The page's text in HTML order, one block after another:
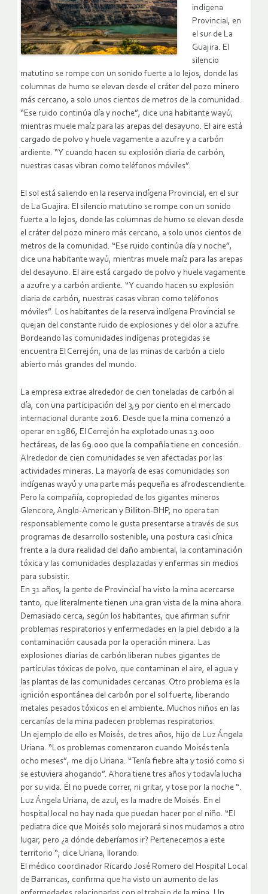
indígena
Provincial, en
el sur de La
Guajira. El
silencio
matutino se rompe con un sonido fuerte a lo lejos, donde las
columnas de humo se elevan desde el cráter del pozo minero
más cercano, a solo unos cientos de metros de la comunidad.
“Ese ruido continúa día y noche”, dice una habitante wayú,
mientras muele maíz para las arepas del desayuno. El aire está
cargado de polvo y huele vagamente a azufre y a carbón
ardiente. “Y cuando hacen su explosión diaria de carbón,
nuestras casas vibran como teléfonos móviles”.
El sol está saliendo en la reserva indígena Provincial, en el sur
de La Guajira. El silencio matutino se rompe con un sonido
fuerte a lo lejos, donde las columnas de humo se elevan desde
el cráter del pozo minero más cercano, a solo unos cientos de
metros de la comunidad. “Ese ruido continúa día y noche”,
dice una habitante wayú, mientras muele maíz para las arepas
del desayuno. El aire está cargado de polvo y huele vagamente
a azufre y a carbón ardiente. “Y cuando hacen su explosión
diaria de carbón, nuestras casas vibran como teléfonos
móviles”. Los habitantes de la reserva indígena Provincial se
quejan del constante ruido de explosiones y del olor a azufre.
Bordeando las comunidades indígenas protegidas se
encuentra El Cerrejón, una de las minas de carbón a cielo
abierto más grandes del mundo.
La empresa extrae alrededor de cien toneladas de carbón al
día, con una participación del 3,9 por ciento en el mercado
internacional durante 2016. Desde que la mina comenzó a
operar en 1986, El Cerrejón ha explotado unas 13.000
hectáreas, de las 69.000 que la compañía tiene en concesión.
Alrededor de cien comunidades se ven afectadas por las
actividades mineras. La mayoría de esas comunidades son
indígenas wayú y una parte más pequeña es afrodescendiente.
Pero la compañía, copropiedad de los gigantes mineros
Glencore, Anglo-American y Billiton-BHP, no opera tan
responsablemente como le gusta presentarse a través de sus
programas de desarrollo sostenible, una postura casi cínica
frente a la dura realidad del daño ambiental, la contaminación
tóxica y las comunidades desplazadas y enfermas sin medios
para subsistir.
En 31 años, la gente de Provincial ha visto la mina acercarse
tanto, que literalmente tienen una gran vista de la mina ahora.
Demasiado cerca, según los habitantes, que afirman sufrir
problemas respiratorios y enfermedades en la piel debido a la
contaminación causada por la operación minera. Las
explosiones diarias de carbón liberan nubes gigantes de
partículas tóxicas de polvo, que contaminan el aire, el agua y
las plantas de las comunidades cercanas. Otro problema es la
ignición espontánea del carbón por el sol fuerte, liberando
metales pesados tóxicos en el ambiente. Muchos niños en las
cercanías de la mina padecen problemas respiratorios.
Un ejemplo de ello es Moisés, de tres años, hijo de Luz Ángela
Uriana. “Los problemas comenzaron cuando Moisés tenía
ocho meses”, me dijo Uriana. “Tenía fiebre alta y tosió como si
se estuviera ahogando”. Ahora tiene tres años y todavía lucha
por su vida. Él no puede correr, ni gritar, y tose por la noche “.
Luz Ángela Uriana, de azul, es la madre de Moisés. En el
hospital local no hay nada que puedan hacer por el niño. “El
pediatra dice que Moisés solo mejorará si nos mudamos a otro
lugar, pero ¿a dónde deberíamos ir? Pertenecemos a este
territorio “, dice Uriana, llorando.
El médico coordinador Ricardo José Romero del Hospital Local
de Barrancas, confirma que ha visto un aumento de las